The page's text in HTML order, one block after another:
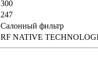
300
247
Салонный фильтр
RF NATIVE